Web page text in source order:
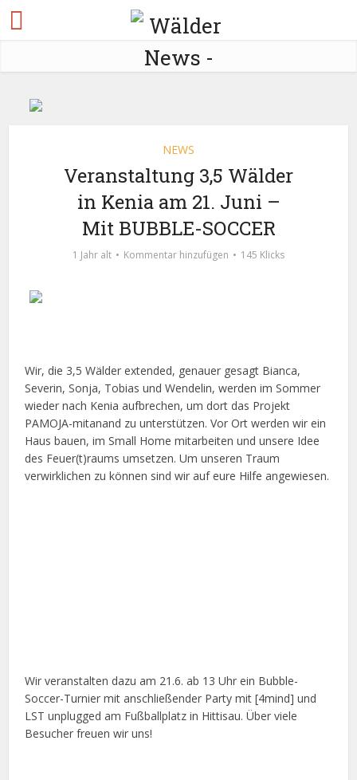
NEWS
Veranstaltung 3,5 Wälder
in Kenia am 21. Juni –
Mit BUBBLE-SOCCER
1 Jahr alt Kommentar hinzufügen 145 Klicks
Wir, die 3,5 Wälder extended, genauer gesagt Bianca,
Severin, Sonja, Tobias und Wendelin, werden im Sommer
wieder nach Kenia aufbrechen, um dort das Projekt
PAMOJA-mitanand zu unterstützen. Vor Ort werden wir ein
Haus bauen, im Small Home mitarbeiten und unsere Idee
des Feuer(t)raums umsetzen. Um unseren Traum
verwirklichen zu können sind wir auf eure Hilfe angewiesen.
Wir veranstalten dazu am 21.6. ab 13 Uhr ein Bubble-
Soccer-Turnier mit anschließender Party mit [4mind] und
LST unplugged am Fußballplatz in Hittisau. Über viele
Besucher freuen wir uns!